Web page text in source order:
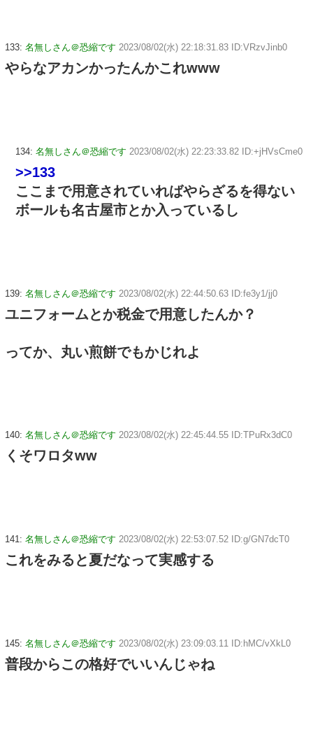
133: 名無しさん＠恐縮です 2023/08/02(水) 22:18:31.83 ID:VRzvJinb0
やらなアカンかったんかこれwww
134: 名無しさん＠恐縮です 2023/08/02(水) 22:23:33.82 ID:+jHVsCme0
>>133
ここまで用意されていればやらざるを得ない
ボールも名古屋市とか入っているし
139: 名無しさん＠恐縮です 2023/08/02(水) 22:44:50.63 ID:fe3y1/jj0
ユニフォームとか税金で用意したんか？
ってか、丸い煎餅でもかじれよ
140: 名無しさん＠恐縮です 2023/08/02(水) 22:45:44.55 ID:TPuRx3dC0
くそワロタww
141: 名無しさん＠恐縮です 2023/08/02(水) 22:53:07.52 ID:g/GN7dcT0
これをみると夏だなって実感する
145: 名無しさん＠恐縮です 2023/08/02(水) 23:09:03.11 ID:hMC/vXkL0
普段からこの格好でいいんじゃね